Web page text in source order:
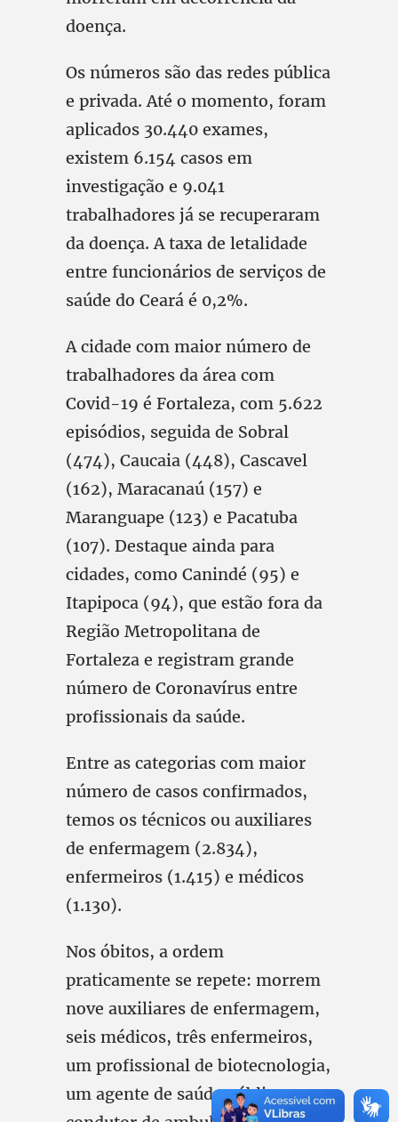
doença.
Os números são das redes pública
e privada. Até o momento, foram
aplicados 30.440 exames,
existem 6.154 casos em
investigação e 9.041
trabalhadores já se recuperaram
da doença. A taxa de letalidade
entre funcionários de serviços de
saúde do Ceará é 0,2%.
A cidade com maior número de
trabalhadores da área com
Covid-19 é Fortaleza, com 5.622
episódios, seguida de Sobral
(474), Caucaia (448), Cascavel
(162), Maracanaú (157) e
Maranguape (123) e Pacatuba
(107). Destaque ainda para
cidades, como Canindé (95) e
Itapipoca (94), que estão fora da
Região Metropolitana de
Fortaleza e registram grande
número de Coronavírus entre
profissionais da saúde.
Entre as categorias com maior
número de casos confirmados,
temos os técnicos ou auxiliares
de enfermagem (2.834),
enfermeiros (1.415) e médicos
(1.130).
Nos óbitos, a ordem
praticamente se repete: morrem
nove auxiliares de enfermagem,
seis médicos, três enfermeiros,
um profissional de biotecnologia,
um agente de saúde pública e